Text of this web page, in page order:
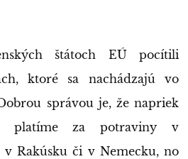
štátoch EÚ pocítili
ktoré sa nachádzajú vo
správou je, že napriek
platíme za potraviny v
Rakúsku či v Nemecku, no